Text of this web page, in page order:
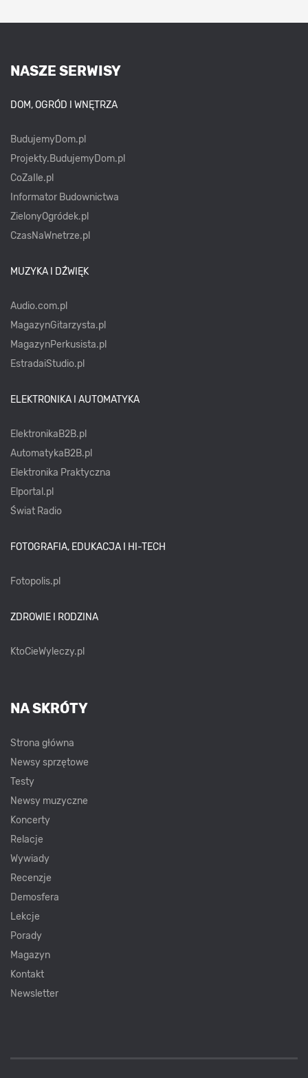
NASZE SERWISY
DOM, OGRÓD I WNĘTRZA
BudujemyDom.pl
Projekty.BudujemyDom.pl
CoZaIle.pl
Informator Budownictwa
ZielonyOgródek.pl
CzasNaWnetrze.pl
MUZYKA I DŹWIĘK
Audio.com.pl
MagazynGitarzysta.pl
MagazynPerkusista.pl
EstradaiStudio.pl
ELEKTRONIKA I AUTOMATYKA
ElektronikaB2B.pl
AutomatykaB2B.pl
Elektronika Praktyczna
Elportal.pl
Świat Radio
FOTOGRAFIA, EDUKACJA I HI-TECH
Fotopolis.pl
ZDROWIE I RODZINA
KtoCieWyleczy.pl
NA SKRÓTY
Strona główna
Newsy sprzętowe
Testy
Newsy muzyczne
Koncerty
Relacje
Wywiady
Recenzje
Demosfera
Lekcje
Porady
Magazyn
Kontakt
Newsletter